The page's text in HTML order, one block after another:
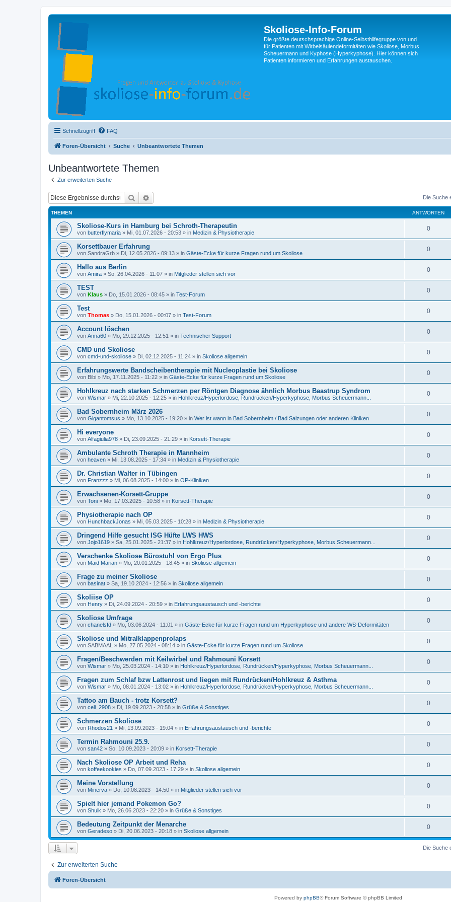
Skoliose-Info-Forum
Die größte deutschsprachige Online-Selbsthilfegruppe von und
für Patienten mit Wirbelsäulendeformitäten wie Skoliose, Morbus
Scheuermann und Kyphose (Hyperkyphose). Hier können sich
Patienten informieren und Erfahrungen austauschen.
Schnellzugriff FAQ
Foren-Übersicht Suche Unbeantwortete Themen
Unbeantwortete Themen
Zur erweiterten Suche
Suche Die Suche
THEMEN ANTWORTEN
Skoliose-Kurs in Hamburg bei Schroth-Therapeutin
von butterflymaria » Mi, 01.07.2026 - 20:53 » in Medizin & Physiotherapie
0
Korsettbauer Erfahrung
von SandraGrb » Di, 12.05.2026 - 09:13 » in Gäste-Ecke für kurze Fragen rund um Skoliose
0
Hallo aus Berlin
von Amira » So, 26.04.2026 - 11:07 » in Mitglieder stellen sich vor
0
TEST
von Klaus » Do, 15.01.2026 - 08:45 » in Test-Forum
0
Test
von Thomas » Do, 15.01.2026 - 00:07 » in Test-Forum
0
Account löschen
von Anna60 » Mo, 29.12.2025 - 12:51 » in Technischer Support
0
CMD und Skoliose
von cmd-und-skoliose » Di, 02.12.2025 - 11:24 » in Skoliose allgemein
0
Erfahrungswerte Bandscheibentherapie mit Nucleoplastie bei Skoliose
von Bibi » Mo, 17.11.2025 - 11:22 » in Gäste-Ecke für kurze Fragen rund um Skoliose
0
Hohlkreuz nach starken Schmerzen per Röntgen Diagnose ähnlich Morbus Baastrup Syndrom
von Wismar » Mi, 22.10.2025 - 12:25 » in Hohlkreuz/Hyperlordose, Rundrücken/Hyperkyphose, Morbus Scheuermann...
0
Bad Sobernheim März 2026
von Gigantomsus » Mo, 13.10.2025 - 19:20 » in Wer ist wann in Bad Sobernheim / Bad Salzungen oder anderen Kliniken
0
Hi everyone
von Alfagiulia978 » Di, 23.09.2025 - 21:29 » in Korsett-Therapie
0
Ambulante Schroth Therapie in Mannheim
von heaven » Mi, 13.08.2025 - 17:34 » in Medizin & Physiotherapie
0
Dr. Christian Walter in Tübingen
von Franzzz » Mi, 06.08.2025 - 14:00 » in OP-Kliniken
0
Erwachsenen-Korsett-Gruppe
von Toni » Mo, 17.03.2025 - 10:58 » in Korsett-Therapie
0
Physiotherapie nach OP
von HunchbackJonas » Mi, 05.03.2025 - 10:28 » in Medizin & Physiotherapie
0
Dringend Hilfe gesucht ISG Hüfte LWS HWS
von Jojo1619 » Sa, 25.01.2025 - 21:37 » in Hohlkreuz/Hyperlordose, Rundrücken/Hyperkyphose, Morbus Scheuermann...
0
Verschenke Skoliose Bürostuhl von Ergo Plus
von Maid Marian » Mo, 20.01.2025 - 18:45 » in Skoliose allgemein
0
Frage zu meiner Skoliose
von basinat » Sa, 19.10.2024 - 12:56 » in Skoliose allgemein
0
Skoliise OP
von Henry » Di, 24.09.2024 - 20:59 » in Erfahrungsaustausch und -berichte
0
Skoliose Umfrage
von chanelsfd » Mo, 03.06.2024 - 11:01 » in Gäste-Ecke für kurze Fragen rund um Hyperkyphose und andere WS-Deformitäten
0
Skoliose und Mitralklappenprolaps
von SABMAAL » Mo, 27.05.2024 - 08:14 » in Gäste-Ecke für kurze Fragen rund um Skoliose
0
Fragen/Beschwerden mit Keilwirbel und Rahmouni Korsett
von Wismar » Mo, 25.03.2024 - 14:10 » in Hohlkreuz/Hyperlordose, Rundrücken/Hyperkyphose, Morbus Scheuermann...
0
Fragen zum Schlaf bzw Lattenrost und liegen mit Rundrücken/Hohlkreuz & Asthma
von Wismar » Mo, 08.01.2024 - 13:02 » in Hohlkreuz/Hyperlordose, Rundrücken/Hyperkyphose, Morbus Scheuermann...
0
Tattoo am Bauch - trotz Korsett?
von celi_2908 » Di, 19.09.2023 - 20:58 » in Grüße & Sonstiges
0
Schmerzen Skoliose
von Rhodos21 » Mi, 13.09.2023 - 19:04 » in Erfahrungsaustausch und -berichte
0
Termin Rahmouni 25.9.
von san42 » So, 10.09.2023 - 20:09 » in Korsett-Therapie
0
Nach Skoliose OP Arbeit und Reha
von koffeekookies » Do, 07.09.2023 - 17:29 » in Skoliose allgemein
0
Meine Vorstellung
von Minerva » Do, 10.08.2023 - 14:50 » in Mitglieder stellen sich vor
0
Spielt hier jemand Pokemon Go?
von Shulk » Mo, 26.06.2023 - 22:20 » in Grüße & Sonstiges
0
Bedeutung Zeitpunkt der Menarche
von Geradeso » Di, 20.06.2023 - 20:18 » in Skoliose allgemein
0
Die Suche
Zur erweiterten Suche
Foren-Übersicht
Powered by phpBB® Forum Software © phpBB Limited